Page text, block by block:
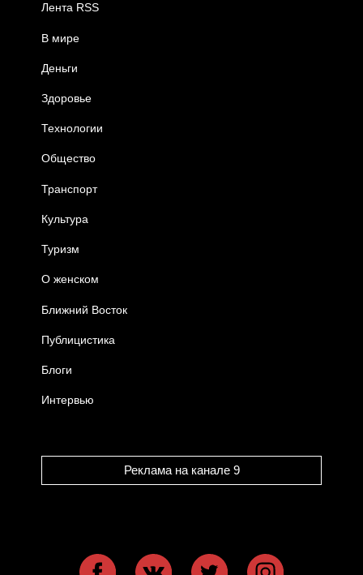
Лента RSS
В мире
Деньги
Здоровье
Технологии
Общество
Транспорт
Культура
Туризм
О женском
Ближний Восток
Публицистика
Блоги
Интервью
Реклама на канале 9